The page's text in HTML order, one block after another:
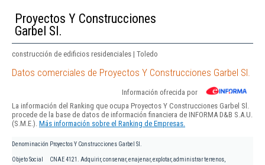
Proyectos Y Construcciones
Garbel Sl.
construcción de edificios residenciales | Toledo
Datos comerciales de Proyectos Y Construcciones Garbel Sl.
Información ofrecida por
La información del Ranking que ocupa Proyectos Y Construcciones Garbel Sl.
procede de la base de datos de información financiera de INFORMA D&B S.A.U.
(S.M.E.). Más información sobre el Ranking de Empresas.
Denominación Proyectos Y Construcciones Garbel Sl.
Objeto Social
CNAE 4121. Adquirir, conservar, enajenar, explotar, administrar terrenos,